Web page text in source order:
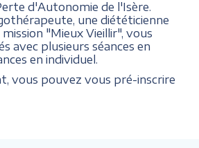
d'Autonomie de l'Isère.
une diététicienne
"Mieux Vieillir", vous
avec plusieurs séances en
en individuel.
vous pouvez vous pré-inscrire